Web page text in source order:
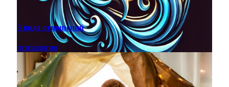
3 вида отношений
психология